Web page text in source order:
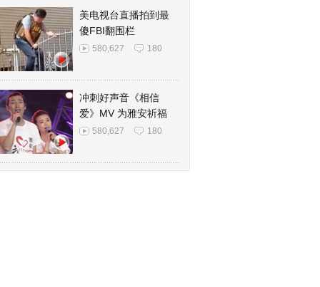
美电视台直播拍到最
傻FBI翻围栏
580,627 180
冲刺好声音《相信
爱》MV 为雅安祈福
580,627 180